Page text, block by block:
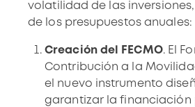
volatilidad de las
de los presupuestos anuales:
Creación del FECMO. El
Contribución a la
el nuevo instrumento
garantizar la financiación